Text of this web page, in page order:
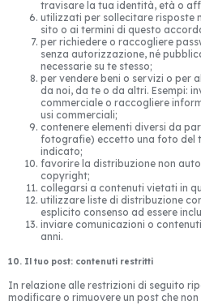
travisare la tua identità, età o
utilizzati per sollecitare risposte
sito o ai termini di questo
per richiedere o raccogliere
senza autorizzazione, né
necessarie su te stesso;
per vendere beni o servizi o per
da noi, da te o da altri. Esempi:
commerciale o raccogliere
usi commerciali;
contenere elementi diversi da
fotografie) eccetto una foto del
indicato;
favorire la distribuzione non
copyright;
collegarsi a contenuti vietati in
utilizzare liste di distribuzione
esplicito consenso ad essere
inviare comunicazioni o
anni.
10. Il tuo post: contenuti restritti
In relazione alle restrizioni di seguito
modificare o rimuovere un post che